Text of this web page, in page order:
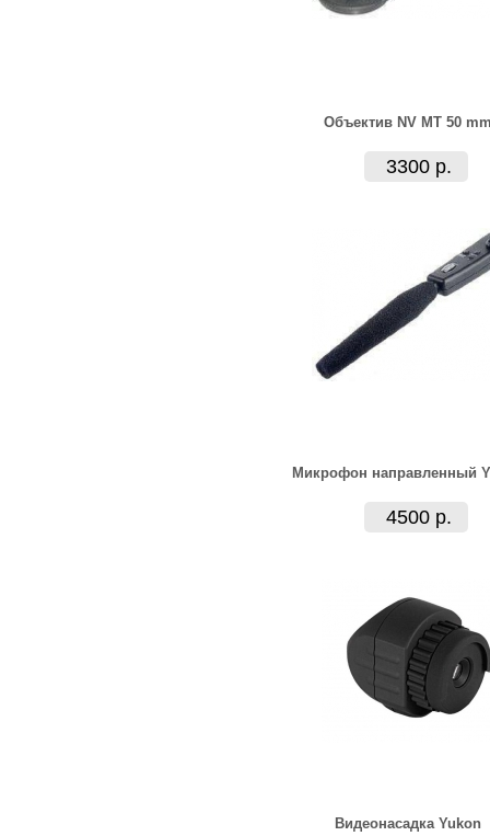
Объектив NV MT 50
3300 р.
Микрофон направленный
4500 р.
Видеонасадка Yukon